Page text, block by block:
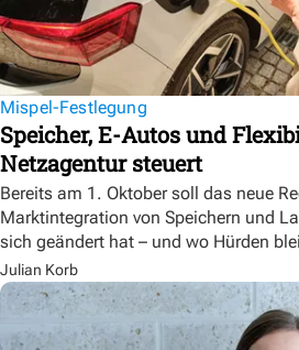
Mispel-Festlegung
Speicher, E-Autos und
Netzagentur steuert
Bereits am 1. Oktober soll das neue
Marktintegration von Speichern und
sich geändert hat – und wo Hürden
Julian Korb